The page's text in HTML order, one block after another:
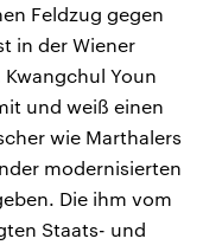
Feldzug gegen
in der Wiener
Youn
und weiß einen
wie Marthalers
modernisierten
Die ihm vom
Staats- und